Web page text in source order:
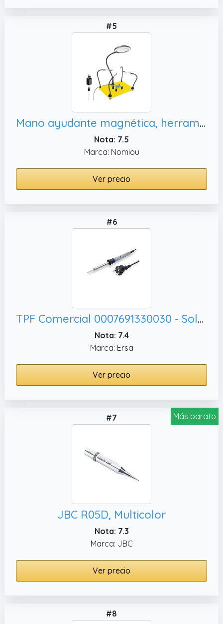
#5
Mano ayudante magnética, herramienta de reparación electrónica
Nota: 7.5
Marca: Nomiou
Ver precio
#6
TPF Comercial 0007691330030 - Soldador universal, 30 W)
Nota: 7.4
Marca: Ersa
Ver precio
Más barato
#7
JBC R05D, Multicolor
Nota: 7.3
Marca: JBC
Ver precio
#8